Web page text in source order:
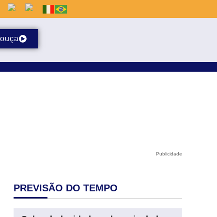
ouça
Publicidade
PREVISÃO DO TEMPO